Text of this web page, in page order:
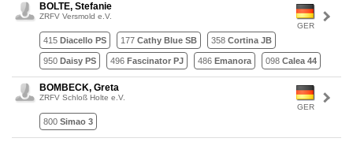
GER
BOLTE, Stefanie
ZRFV Versmold e.V.
415 Diacello PS 177 Cathy Blue SB 358 Cortina JB
950 Daisy PS 496 Fascinator PJ 486 Emanora 098 Calea 44
GER
BOMBECK, Greta
ZRFV Schloß Holte e.V.
800 Simao 3